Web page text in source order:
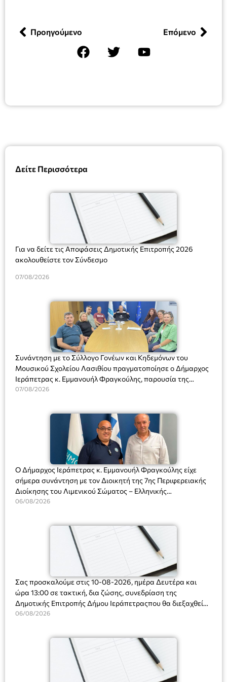
Δείτε Περισσότερα
Για να δείτε τις Αποφάσεις Δημοτικής Επιτροπής 2026
ακολουθείστε τον Σύνδεσμο
07/08/2026
Συνάντηση με το Σύλλογο Γονέων και Κηδεμόνων του
Μουσικού Σχολείου Λασιθίου πραγματοποίησε ο Δήμαρχος
Ιεράπετρας κ. Εμμανουήλ Φραγκούλης, παρουσία της
Διευθύντριας του σχολείου κας Μαριάννας Χαΐτα.
07/08/2026
Ο Δήμαρχος Ιεράπετρας κ. Εμμανουήλ Φραγκούλης είχε
σήμερα συνάντηση με τον Διοικητή της 7ης Περιφερειακής
Διοίκησης του Λιμενικού Σώματος – Ελληνικής
Ακτοφυλακής (Λ.Σ.-ΕΛ.ΑΚΤ.), Αρχιπλοίαρχο Λ.Σ. κ. Ιωάννη
06/08/2026
Σας προσκαλούμε στις 10-08-2026, ημέρα Δευτέρα και
ώρα 13:00 σε τακτική, δια ζώσης, συνεδρίαση της
Δημοτικής Επιτροπής Δήμου Ιεράπετραςπου θα διεξαχθεί
στο Δημοτικό Κατάστημα, Δημοκρατίας 31 στην αίθουσα
και λήψη αποφάσεων στα παρακάτω θέματα:
06/08/2026
Προηγούμενο Επόμενο